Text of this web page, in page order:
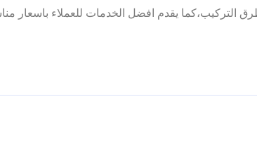
طرق التركيب،كما يقدم افضل الخدمات للعملاء باسعار